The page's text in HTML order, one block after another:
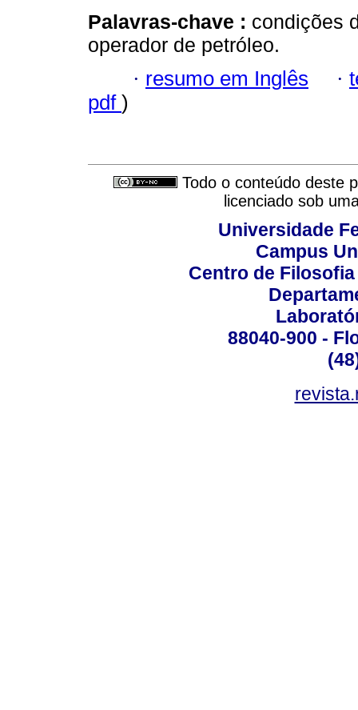
Palavras-chave : condições
operador de petróleo.
· resumo em Inglês ·
pdf )
Todo o conteúdo deste
licenciado sob
Universidade
Campus
Centro de
88040-900 -